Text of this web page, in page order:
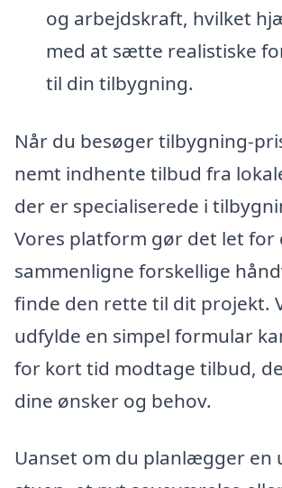
og arbejdskraft, hvilket
med at sætte realistiske
til din tilbygning.
Når du besøger tilbygning-
nemt indhente tilbud fra
der er specialiserede i
Vores platform gør det let for
sammenligne forskellige
finde den rette til dit projekt.
udfylde en simpel formular
for kort tid modtage tilbud,
dine ønsker og behov.
Uanset om du planlægger en